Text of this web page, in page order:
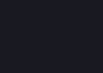
Los reembolsos están
compra de títulos en Steam,
juegos gratis. Si nos parece
reembolsos, podemos dejar
abuso solicitar un
antes de unas rebajas si